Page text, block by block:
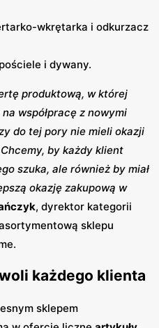
wkrętarka i odkurzacz
i dywany.
produktową, w której
współpracę z nowymi
do tej pory nie mieli okazji
by każdy klient
szuka, ale również by miał
okazję zakupową w
, dyrektor kategorii
sklepu
każdego klienta
sklepem